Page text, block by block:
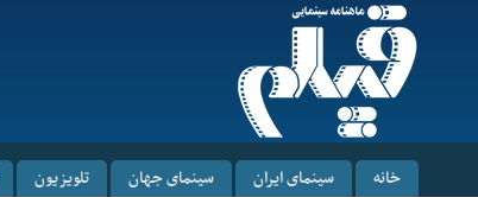
خانه سینمای ایران سینمای جهان تلویزیون